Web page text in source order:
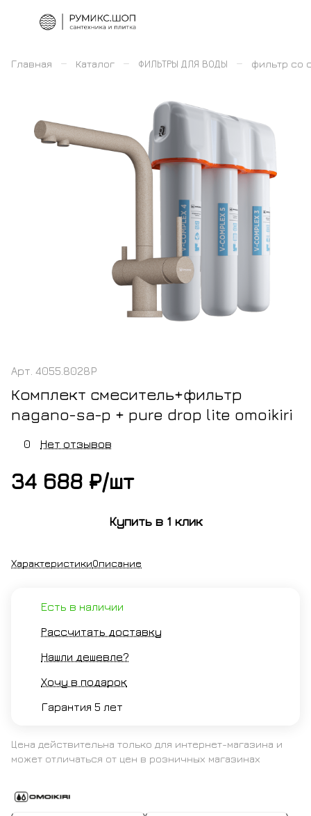
Главная – Каталог – ФИЛЬТРЫ ДЛЯ ВОДЫ – фильтр со
Арт. 4055.8028P
Комплект смеситель+фильтр
nagano-sa-p + pure drop lite omoikiri
0 Нет отзывов
34 688 ₽/шт
Купить в 1 клик
ХарактеристикиОписание
Есть в наличии
Рассчитать доставку
Нашли дешевле?
Хочу в подарок
Гарантия 5 лет
Цена действительна только для интернет-магазина и
может отличаться от цен в розничных магазинах